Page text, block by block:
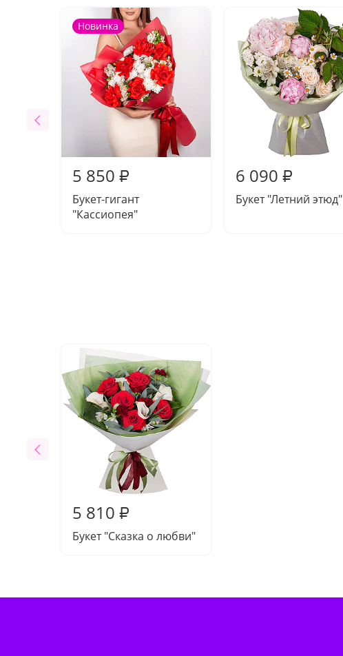
Новинка
5 850 ₽
Букет-гигант
"Кассиопея"
6 090 ₽
Букет "Летний этюд"
5 810 ₽
Букет "Сказка о любви"